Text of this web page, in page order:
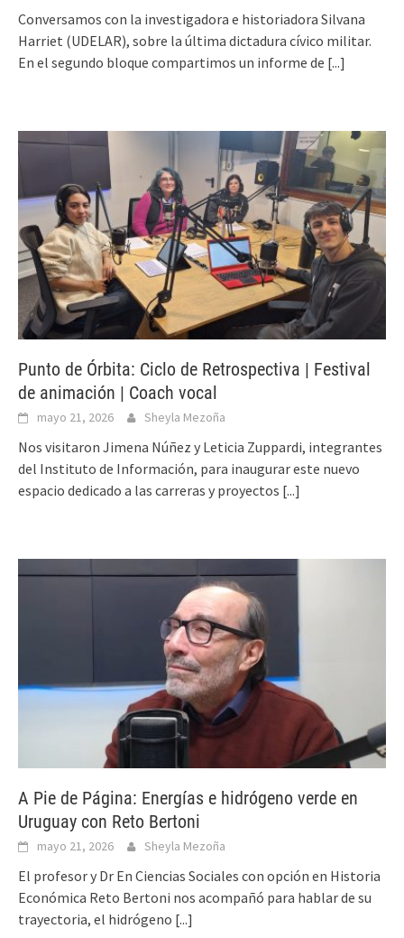
Conversamos con la investigadora e historiadora Silvana
Harriet (UDELAR), sobre la última dictadura cívico militar.
En el segundo bloque compartimos un informe de [...]
Punto de Órbita: Ciclo de Retrospectiva | Festival
de animación | Coach vocal
mayo 21, 2026 Sheyla Mezoña
Nos visitaron Jimena Núñez y Leticia Zuppardi, integrantes
del Instituto de Información, para inaugurar este nuevo
espacio dedicado a las carreras y proyectos [...]
A Pie de Página: Energías e hidrógeno verde en
Uruguay con Reto Bertoni
mayo 21, 2026 Sheyla Mezoña
El profesor y Dr En Ciencias Sociales con opción en Historia
Económica Reto Bertoni nos acompañó para hablar de su
trayectoria, el hidrógeno [...]